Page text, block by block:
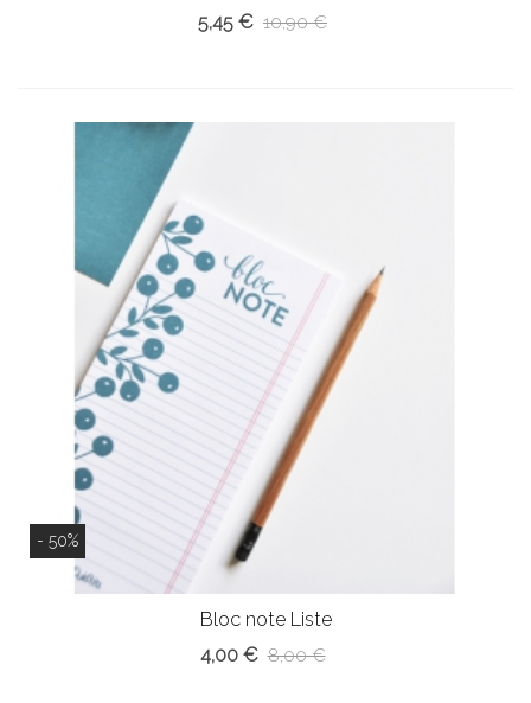
5,45 € 10,90 €
- 50%
Bloc note Liste
4,00 € 8,00 €